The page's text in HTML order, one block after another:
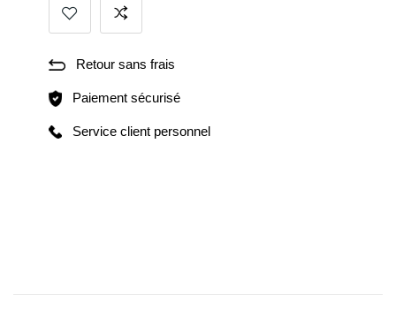
Retour sans frais
Paiement sécurisé
Service client personnel